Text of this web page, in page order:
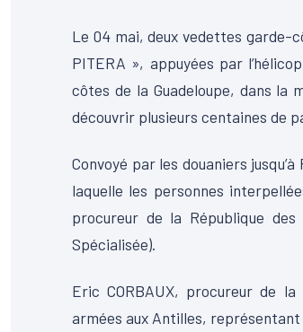
Le 04 mai, deux vedettes garde-
PITERA », appuyées par
côtes de la Guadeloupe, dans la
découvrir plusieurs centaines de
Convoyé par les douaniers
laquelle les personnes
procureur de la République
Spécialisée).
Eric CORBAUX, procureur de
armées aux Antilles, représentant